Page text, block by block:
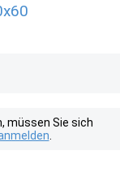
müssen Sie sich